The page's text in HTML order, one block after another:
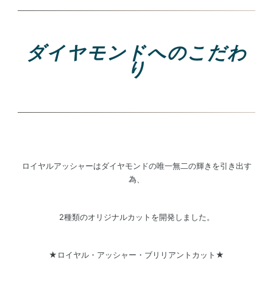
ダイヤモンドへのこだわ
り
ロイヤルアッシャーはダイヤモンドの唯一無二の輝きを引き出す
為、
2種類のオリジナルカットを開発しました。
★ロイヤル・アッシャー・ブリリアントカット★